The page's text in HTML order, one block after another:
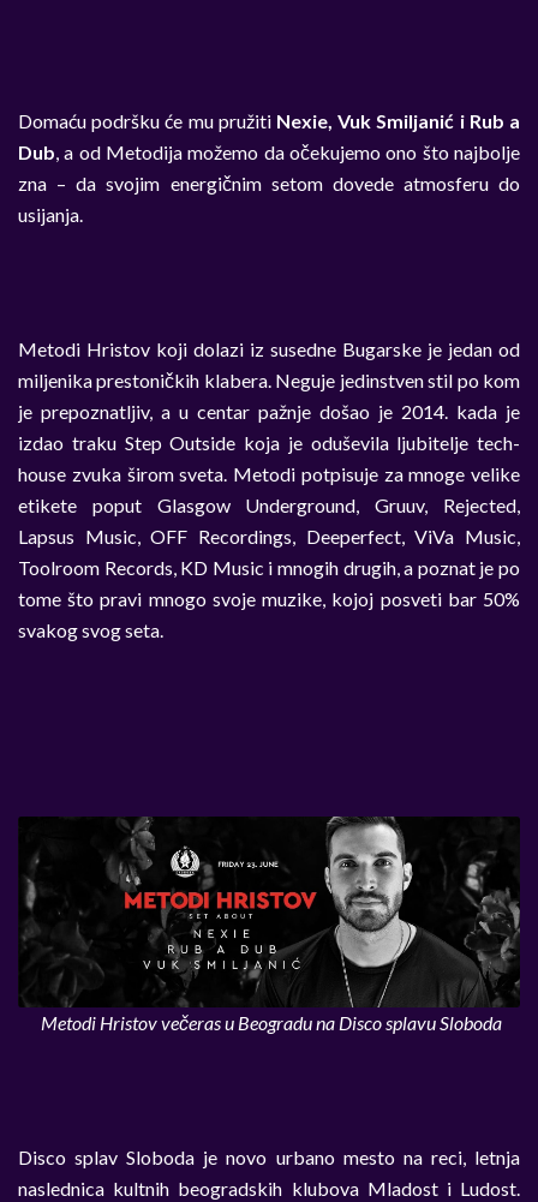
Domaću podršku će mu pružiti Nexie, Vuk Smiljanić i Rub a
Dub, a od Metodija možemo da očekujemo ono što najbolje
zna – da svojim energičnim setom dovede atmosferu do
usijanja.
Metodi Hristov koji dolazi iz susedne Bugarske je jedan od
miljenika prestoničkih klabera. Neguje jedinstven stil po kom
je prepoznatljiv, a u centar pažnje došao je 2014. kada je
izdao traku Step Outside koja je oduševila ljubitelje tech-
house zvuka širom sveta. Metodi potpisuje za mnoge velike
etikete poput Glasgow Underground, Gruuv, Rejected,
Lapsus Music, OFF Recordings, Deeperfect, ViVa Music,
Toolroom Records, KD Music i mnogih drugih, a poznat je po
tome što pravi mnogo svoje muzike, kojoj posveti bar 50%
svakog svog seta.
Metodi Hristov večeras u Beogradu na Disco splavu Sloboda
Disco splav Sloboda je novo urbano mesto na reci, letnja
naslednica kultnih beogradskih klubova Mladost i Ludost.